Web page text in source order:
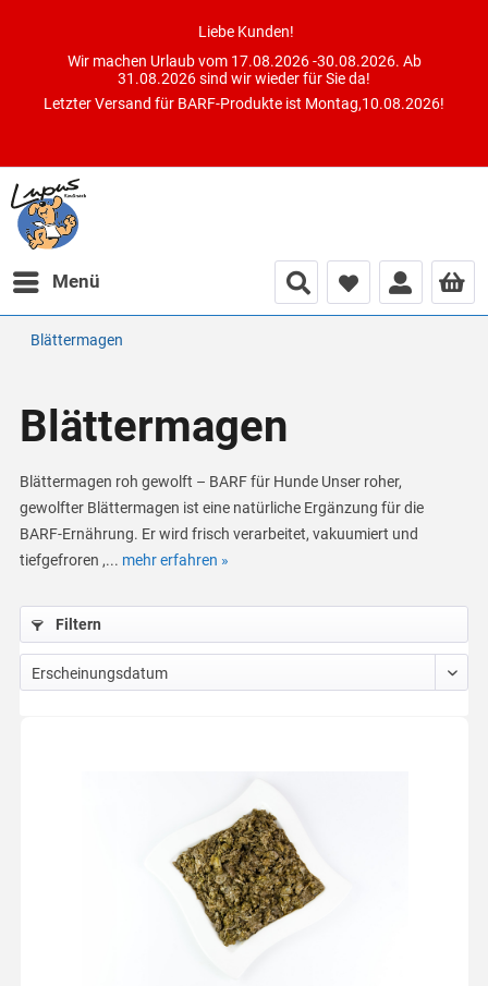
Liebe Kunden!
Wir machen Urlaub vom 17.08.2026 -30.08.2026. Ab
31.08.2026 sind wir wieder für Sie da!
Letzter Versand für BARF-Produkte ist Montag,10.08.2026!
Menü
Blättermagen
Blättermagen
Blättermagen roh gewolft – BARF für Hunde Unser roher,
gewolfter Blättermagen ist eine natürliche Ergänzung für die
BARF-Ernährung. Er wird frisch verarbeitet, vakuumiert und
tiefgefroren ,... mehr erfahren »
Filtern